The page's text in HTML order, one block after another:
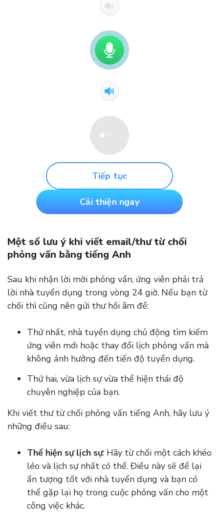
Tiếp tục
Cải thiện ngay
Một số lưu ý khi viết email/thư từ chối
phỏng vấn bằng tiếng Anh
Sau khi nhận lời mời phỏng vấn, ứng viên phải trả
lời nhà tuyển dụng trong vòng 24 giờ. Nếu bạn từ
chối thì cũng nên gửi thư hồi âm để:
Thứ nhất, nhà tuyển dụng chủ động tìm kiếm
ứng viên mới hoặc thay đổi lịch phỏng vấn mà
không ảnh hưởng đến tiến độ tuyển dụng.
Thứ hai, vừa lịch sự vừa thể hiện thái độ
chuyên nghiệp của bạn.
Khi viết thư từ chối phỏng vấn tiếng Anh, hãy lưu ý
những điều sau:
Thể hiện sự lịch sự: Hãy từ chối một cách khéo
léo và lịch sự nhất có thể. Điều này sẽ để lại
ấn tượng tốt với nhà tuyển dụng và bạn có
thể gặp lại họ trong cuộc phỏng vấn cho một
công việc khác.